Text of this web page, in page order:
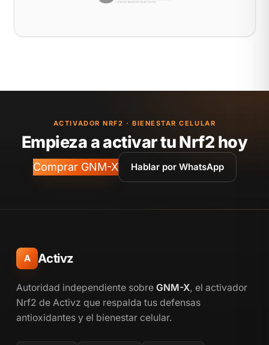
ACTIVADOR NRF2 · BIENESTAR CELULAR
Empieza a activar tu Nrf2 hoy
Comprar GNM-X Hablar por WhatsApp
A Activz
Autoridad independiente sobre GNM-X, el activador
Nrf2 de Activz que respalda tus defensas
antioxidantes y el bienestar celular.